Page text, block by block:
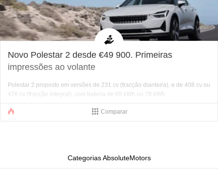
Novo Polestar 2 desde €49 900. Primeiras
impressões ao volante
Polestar 2 proposto em versões de 231 cv (tracção dianteira), e de 408 cv ou
476 cv (tracção integral), com bateria de 69 kWh ou 78 kWh
Comparar
Categorias AbsoluteMotors